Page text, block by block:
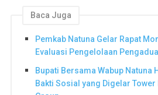
Baca Juga
Pemkab Natuna Gelar Rapat
Evaluasi Pengelolaan
Bupati Bersama Wabup Natuna
Bakti Sosial yang Digelar